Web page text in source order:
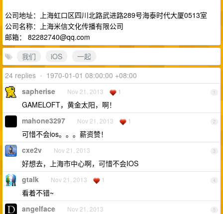
公司地址：上海虹口区四川北路武进路289号海泰时代大厦0513室
公司名称：上海米信文化传播有限公司
邮箱： 82282740@qq.com
我们
iOS
一起
24 replies • 1970-01-01 08:00:00 +08:00
1
sapherise Nov 21, 2013 1
GAMELOFT，黄金太阳，啊！
2
mahone3297 Nov 21, 2013 1
可惜不会ios。。。薪资赞！
3
cxe2v Nov 21, 2013
好想去，上海市中心啊，可惜不会IOS
4
gtalk Nov 21, 2013 1
看着不错~
5
angelface Nov 21, 2013